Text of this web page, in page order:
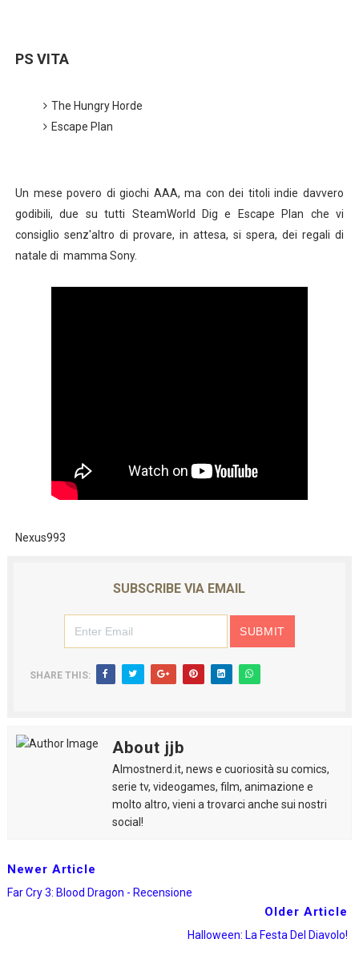
PS VITA
The Hungry Horde
Escape Plan
Un mese povero di giochi AAA, ma con dei titoli indie davvero
godibili, due su tutti SteamWorld Dig e Escape Plan che vi
consiglio senz'altro di provare, in attesa, si spera, dei regali di
natale di mamma Sony.
Nexus993
SUBSCRIBE VIA EMAIL
SHARE THIS:
About jjb
Almostnerd.it, news e cuoriosità su comics,
serie tv, videogames, film, animazione e
molto altro, vieni a trovarci anche sui nostri
social!
Newer Article
Far Cry 3: Blood Dragon - Recensione
Older Article
Halloween: La Festa Del Diavolo!